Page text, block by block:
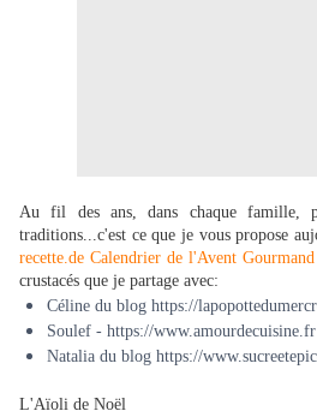
Au fil des ans, dans chaque famille,
traditions...c'est ce que je vous propose
recette.de Calendrier de l'Avent
crustacés que je partage avec:
Céline du blog https://
Soulef - https://www.amourdecuisine.fr
Natalia du blog https://
L'Aïoli de Noël